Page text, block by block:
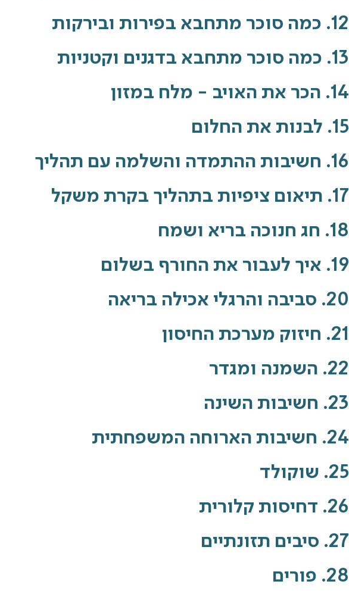
12. כמה סוכר מתחבא בפירות ובירקות
13. כמה סוכר מתחבא בדגנים וקטניות
14. הכר את האויב - מלח במזון
15. לבנות את החלום
16. חשיבות ההתמדה והשלמה עם תהליך
17. תיאום ציפיות בתהליך בקרת משקל
18. חג חנוכה בריא ושמח
19. איך לעבור את החורף בשלום
20. סביבה והרגלי אכילה בריאה
21. חיזוק מערכת החיסון
22. השמנה ומגדר
23. חשיבות השינה
24. חשיבות הארוחה המשפחתית
25. שוקולד
26. דחיסות קלורית
27. סיבים תזונתיים
28. פורים